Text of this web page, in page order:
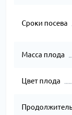
Сроки посева
Масса плода
Цвет плода